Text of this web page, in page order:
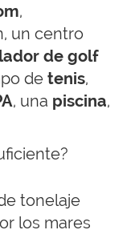
,
un centro
de golf
de tenis,
, una piscina,
tonelaje
los mares